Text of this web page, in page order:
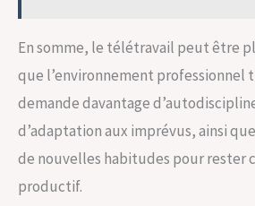
En somme, le télétravail peut être
que l’environnement professionnel
demande davantage
d’adaptation aux imprévus, ainsi
de nouvelles habitudes pour rester
productif.